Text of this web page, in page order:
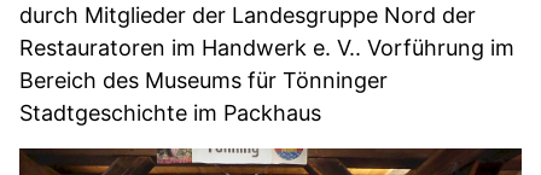
durch Mitglieder der Landesgruppe Nord der
Restauratoren im Handwerk e. V.. Vorführung im
Bereich des Museums für Tönninger
Stadtgeschichte im Packhaus